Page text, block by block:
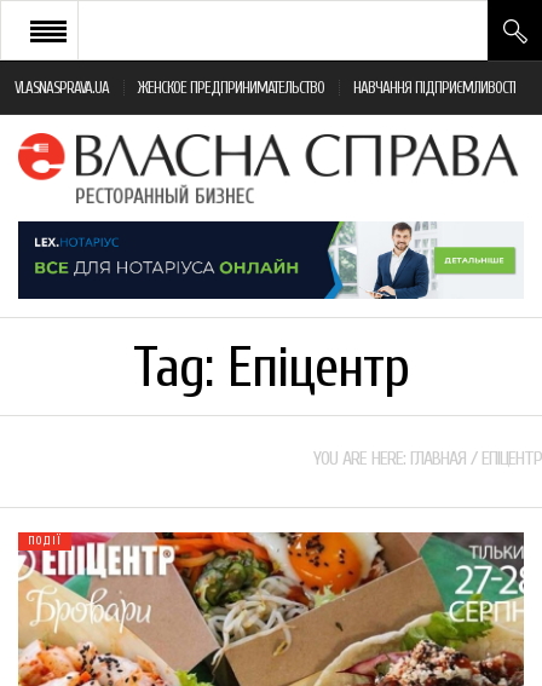
VLASNASPRAVA.UA ЖЕНСКОЕ ПРЕДПРИНИМАТЕЛЬСТВО НАВЧАННЯ ПІДПРИЄМЛИВОСТІ
НОВИНИ РЕСТОРАННОГО БІЗНЕСУ
ЯК ВІДКРИТИ ТА УСПІШНО КЕРУВАТИ
МОНІТОРИНГ ЗАКОНОДАВСТВА
Tag: Епіцентр
YOU ARE HERE: ГЛАВНАЯ / ЕПІЦЕНТР
ПОДІЇ